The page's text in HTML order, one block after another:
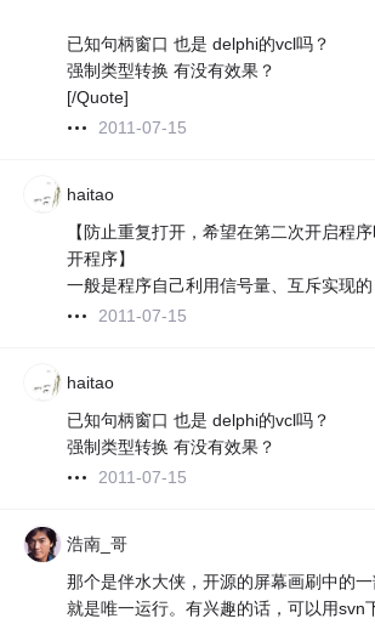
已知句柄窗口 也是 delphi的vcl吗？
强制类型转换 有没有效果？
[/Quote]
2011-07-15
haitao
【防止重复打开，希望在第二次开启程
开程序】
一般是程序自己利用信号量、互斥实现的
2011-07-15
haitao
已知句柄窗口 也是 delphi的vcl吗？
强制类型转换 有没有效果？
2011-07-15
浩南_哥
那个是伴水大侠，开源的屏幕画刷中的
就是唯一运行。有兴趣的话，可以用svn